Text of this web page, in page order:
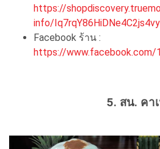
https://
info/
Facebook ร้าน :
https://
5. สน. คา